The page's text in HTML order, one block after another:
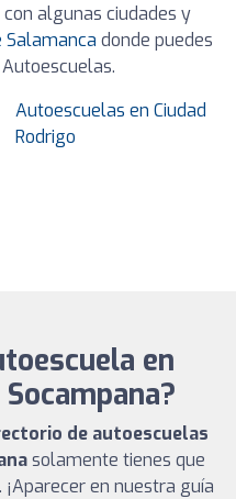
algunas ciudades y
Salamanca donde puedes
Autoescuelas en Ciudad
Rodrigo
en
de autoescuelas
solamente tienes que
en nuestra guía